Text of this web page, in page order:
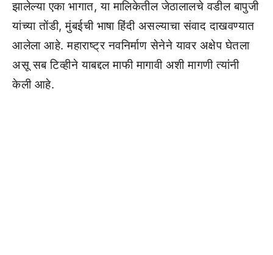
झालेल्या एका भागात, या मालिकेतील जेठालालचे वडील बापुजी
यांच्या तोंडी, मुंबईची भाषा हिंदी असल्याचा संवाद दाखवण्यात
आलेला आहे. महाराष्ट्र नवनिर्माण सेनेने यावर अक्षेप घेतला
असू सब टिव्हीने याबद्दल माफी मागावी अशी मागणी त्यांनी
केली आहे.